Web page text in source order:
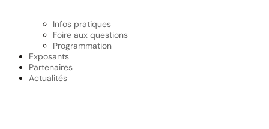
Infos pratiques
Foire aux questions
Programmation
Exposants
Partenaires
Actualités